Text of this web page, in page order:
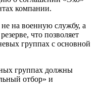
компании.
не на военную службу, а
что позволяет
группах с основной
группах должны
отбор» и